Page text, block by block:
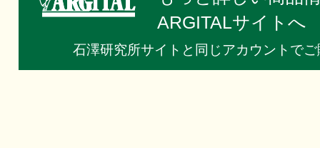
ARGITALサイトへ
石澤研究所サイトと同じアカウントで